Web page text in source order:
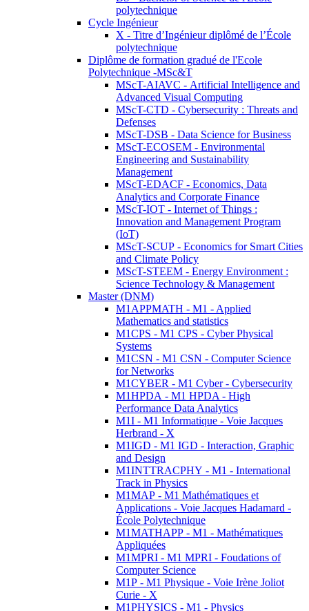
polytechnique
Cycle Ingénieur
X - Titre d’Ingénieur diplômé de l’École
polytechnique
Diplôme de formation gradué de l'Ecole
Polytechnique -MSc&T
MScT-AIAVC - Artificial Intelligence and
Advanced Visual Computing
MScT-CTD - Cybersecurity : Threats and
Defenses
MScT-DSB - Data Science for Business
MScT-ECOSEM - Environmental
Engineering and Sustainability
Management
MScT-EDACF - Economics, Data
Analytics and Corporate Finance
MScT-IOT - Internet of Things :
Innovation and Management Program
(IoT)
MScT-SCUP - Economics for Smart Cities
and Climate Policy
MScT-STEEM - Energy Environment :
Science Technology & Management
Master (DNM)
M1APPMATH - M1 - Applied
Mathematics and statistics
M1CPS - M1 CPS - Cyber Physical
Systems
M1CSN - M1 CSN - Computer Science
for Networks
M1CYBER - M1 Cyber - Cybersecurity
M1HPDA - M1 HPDA - High
Performance Data Analytics
M1I - M1 Informatique - Voie Jacques
Herbrand - X
M1IGD - M1 IGD - Interaction, Graphic
and Design
M1INTTRACPHY - M1 - International
Track in Physics
M1MAP - M1 Mathématiques et
Applications - Voie Jacques Hadamard -
École Polytechnique
M1MATHAPP - M1 - Mathématiques
Appliquées
M1MPRI - M1 MPRI - Foudations of
Computer Science
M1P - M1 Physique - Voie Irène Joliot
Curie - X
M1PHYSICS - M1 - Physics